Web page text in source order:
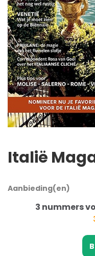
Italië
Aanbieding(en)
3 nummers